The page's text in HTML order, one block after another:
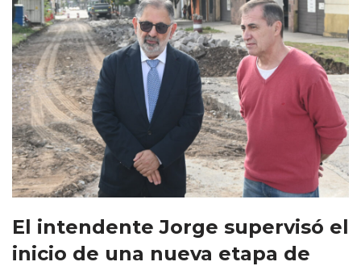
El intendente Jorge supervisó el
inicio de una nueva etapa de